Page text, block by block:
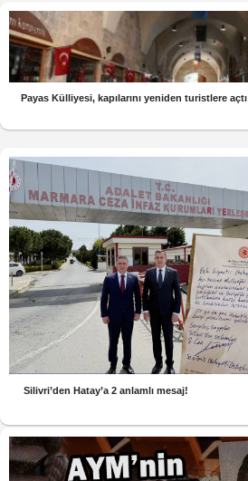
Payas Külliyesi, kapılarını yeniden turistlere açtı
Silivri’den Hatay’a 2 anlamlı mesaj!